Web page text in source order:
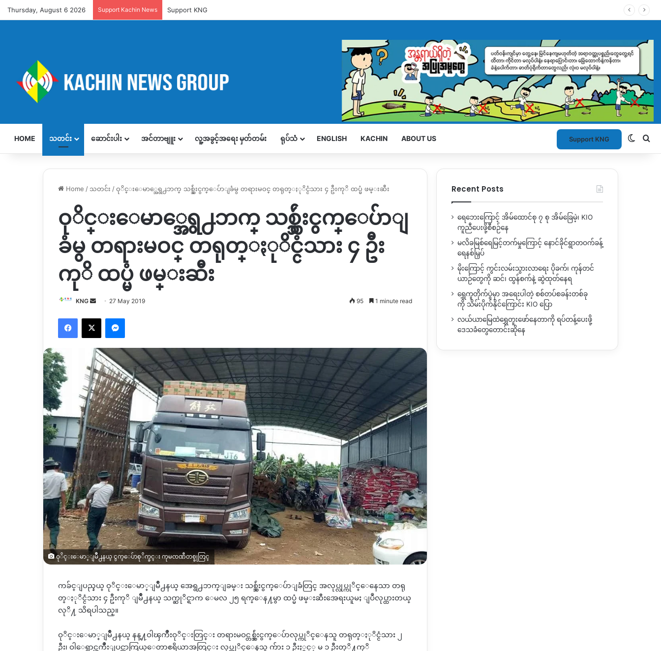
Thursday, August 6 2026 Support Kachin News Support KNG
HOME သတင်း ဆောင်းပါး အင်တာဗျူး လူ့အခွင့်အရေး မှတ်တမ်း ရုပ်သံ ENGLISH KACHIN ABOUT US Support KNG
Home / သတင်း /ဝုိင္းေမာ္အေရွ႕ဘက္ သစ္သွ်ဴးငွက္ေပ်ာျခံမွ တရားမဝင္ တရုတ္ႏုိင္ငံသား ၄ ဦးကုိ ထပ္မံ ဖမ္းဆီး
ဝုိင္းေမာ္အေရွ႕ဘက္ သစ္သွ်ဴးငွက္ေပ်ာျ
ခံမွ တရားမဝင္ တရုတ္ႏုိင္ငံသား ၄ ဦး
ကုိ ထပ္မံ ဖမ္းဆီး
KNG
Send 27 May 2019 95 1 minute read
Facebook
X Messenger
ဝုိင္းေမာ္ျမိဳ႕နယ္ ငွက္ေပ်ာစုိက္ခင္း ကုမၸဏီတစ္ခုတြင္
ကခ်င္ျပည္နယ္ ဝုိင္းေမာ္ျမိဳ႕နယ္ အေရွ႕ဘက္ျခမ္း သစ္သွ်ဴးငွက္ေပ်ာျခံတြင္ အလုပ္လုပ္ကုိင္ေနေသာ တရု
တ္ႏုိင္ငံသား ၄ ဦးကုိ ျမိဳ႕နယ္ သက္ဆုိင္ရာက ေမလ ၂၅ ရက္ေန႔မွာ ထပ္မံ ဖမ္းဆီးအေရးယူမႈ ျပဳလုပ္ထားတယ္
လုိ႔ သိရပါသည္။
ဝုိင္းေမာ္ျမိဳ႕နယ္ နန္႔ဝါၾကိဳးဝုိင္းတြင္း တရားမဝင္တစ္သွ်ဴးငွက္ေပ်ာလုပ္ကုိင္ေနသူ တရုတ္ႏုိင္ငံသား ၂
ဦး၊ ဝါေရွာင္ၾကိဳးျပင္ကာကြယ္ေတာဧရိယာအတြင္း လုပ္ကုိင္ေနသူ က်ား ၁ ဦးႏွင့္ မ ၁ ဦးတုိ႔ကုိ
Recent Posts
ရေဘေးကြောင့် အိမ်ထောင်စု ၇ စု အိမ်ခြေမဲ့၊ KIO
ကူညီပေးဖို့စီစဉ်နေ
မလိခမြစ်ရေမြင့်တက်မှုကြောင့် နောင်ခိုင်ရွာတဝက်ခန့်
ရေနစ်မြှပ်
မိုးကြောင့် ကွင်းလမ်းသွားလာရေး ပိုခက်၊ ကုန်တင်
ယာဉ်တွေကို ဆင်၊ ထွန်စက်နဲ့ ဆွဲထုတ်နေရ
ရွှေကူတိုက်ပွဲမှာ အရေးပါတဲ့ စစ်တပ်စခန်းတစ်ခု
ကို သိမ်းပိုက်နိုင်ကြောင်း KIO ပြော
လယ်ယာမြေထဲရွှေတူးဖော်နေတာကို ရပ်တန့်ပေးဖို့
ဒေသခံတွေတောင်းဆိုနေ